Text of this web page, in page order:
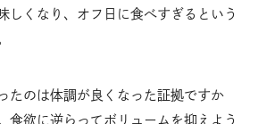
しくなり、オフ日に食べすぎるという
たのは体調が良くなった証拠ですか
食欲に逆らってボリュームを抑えよう